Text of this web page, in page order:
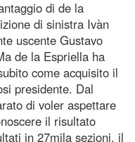
di de la
di sinistra Ivàn
uscente Gustavo
de la Espriella ha
come acquisito il
presidente. Dal
di voler aspettare
il risultato
in 27mila sezioni, il